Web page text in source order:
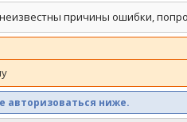
причины ошибки,
авторизоваться ниже.